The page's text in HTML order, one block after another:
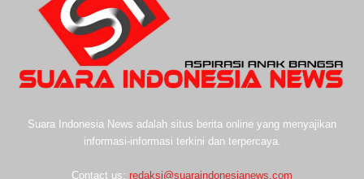
Suara Indonesia News adalah situs berita online yang menyajikan
informasi-informasi terkini dan terpercaya.
Contact us: redaksi@suaraindonesianews.com